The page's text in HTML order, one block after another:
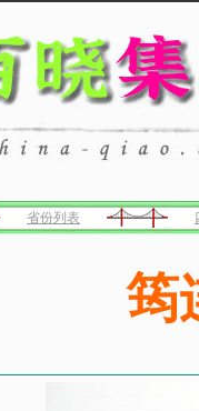
省份列表
筠